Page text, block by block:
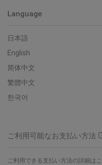
Language
日本語
English
简体中文
繁體中文
한국어
ご利用可能なお支払い方法
ご利用できる支払い方法の詳細は